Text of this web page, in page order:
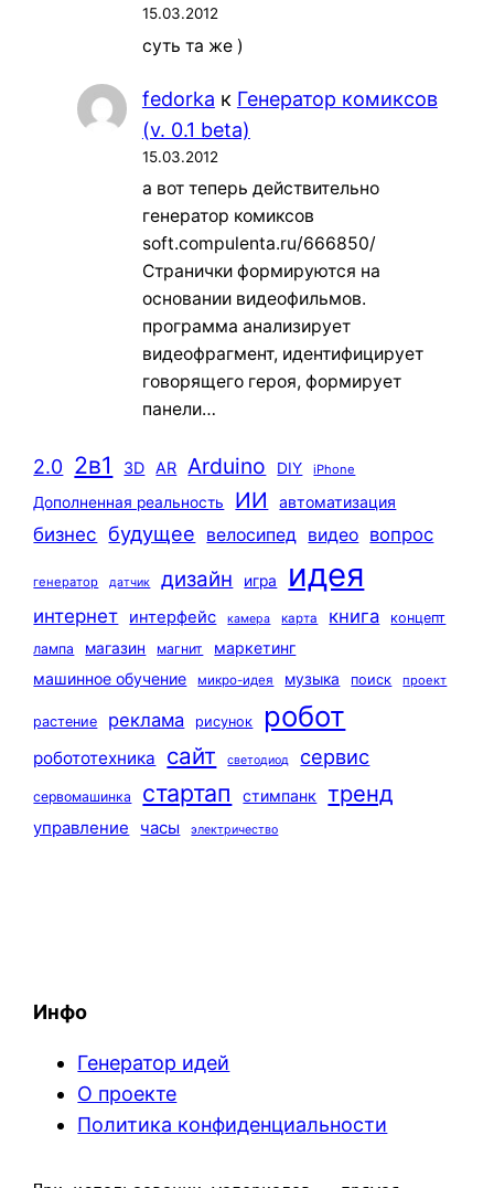
15.03.2012
суть та же )
fedorka к Генератор комиксов
(v. 0.1 beta)
15.03.2012
а вот теперь действительно
генератор комиксов
soft.compulenta.ru/666850/
Странички формируются на
основании видеофильмов.
программа анализирует
видеофрагмент, идентифицирует
говорящего героя, формирует
панели…
2.0 2в1 3D AR Arduino DIY iPhone
Дополненная реальность ИИ автоматизация
бизнес будущее велосипед видео вопрос
генератор датчик дизайн игра идея
интернет интерфейс камера карта книга
концепт
лампа
магазин магнит
маркетинг
машинное обучение
микро-идея музыка поиск проект
растение реклама рисунок робот
робототехника сайт светодиод сервис
сервомашинка стартап стимпанк тренд
управление часы электричество
Инфо
Генератор идей
О проекте
Политика конфиденциальности